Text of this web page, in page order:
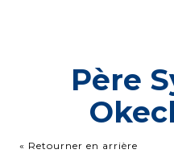
Père
« Retourner en arrière